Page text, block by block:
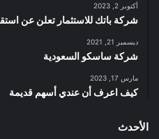
أكتوبر 2, 2023
شركة باتك للاستثمار تعلن عن
ديسمبر 21, 2021
شركة ساسكو السعودية
مارس 17, 2023
كيف اعرف أن عندي أسهم قديمة
الأحدث